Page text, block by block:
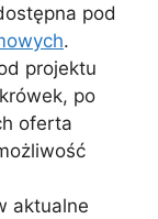
pod
.
projektu
po
oferta
aktualne